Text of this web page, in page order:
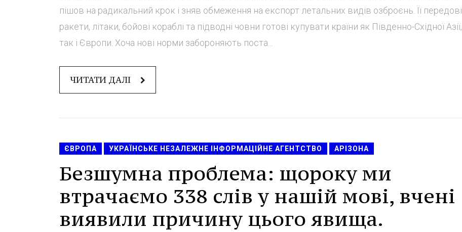
пішов на радикальний крок і зняв обмеження на експорт летальних видів озброєнь. Її передові
ракети, літаки, бойові кораблі та підводні човни готові купувати країни як Південно-Східної Азії,
так і Європи. Хоча нові норми забороняють поста...
ЧИТАТИ ДАЛІ
ЄВРОПА УКРАЇНСЬКЕ НЕЗАЛЕЖНЕ ІНФОРМАЦІЙНЕ АГЕНТСТВО АРІЗОНА
Безшумна проблема: щороку ми
втрачаємо 338 слів у нашій мові, вчені
виявили причину цього явища.